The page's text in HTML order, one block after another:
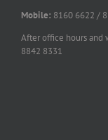
Mobile: 8160 6622 /
After office hours and
8842 8331